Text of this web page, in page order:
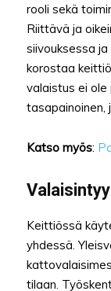
rooli sekä
Riittävä ja
siivouksessa
korostaa
valaistus ei ole
tasapainoinen,
Katso myös:
Keittiössä
yhdessä.
tilaan.